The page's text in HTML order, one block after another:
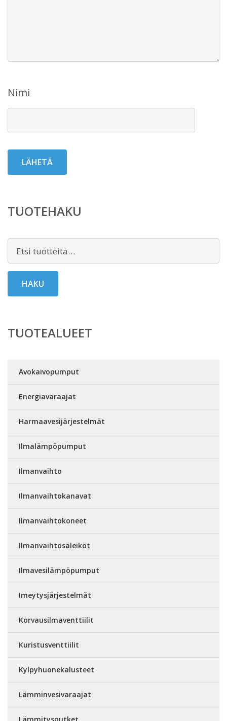
Nimi
TUOTEHAKU
HAKU
TUOTEALUEET
Avokaivopumput
Energiavaraajat
Harmaavesijärjestelmät
Ilmalämpöpumput
Ilmanvaihto
Ilmanvaihtokanavat
Ilmanvaihtokoneet
Ilmanvaihtosäleiköt
Ilmavesilämpöpumput
Imeytysjärjestelmät
Korvausilmaventtiilit
Kuristusventtiilit
Kylpyhuonekalusteet
Lämminvesivaraajat